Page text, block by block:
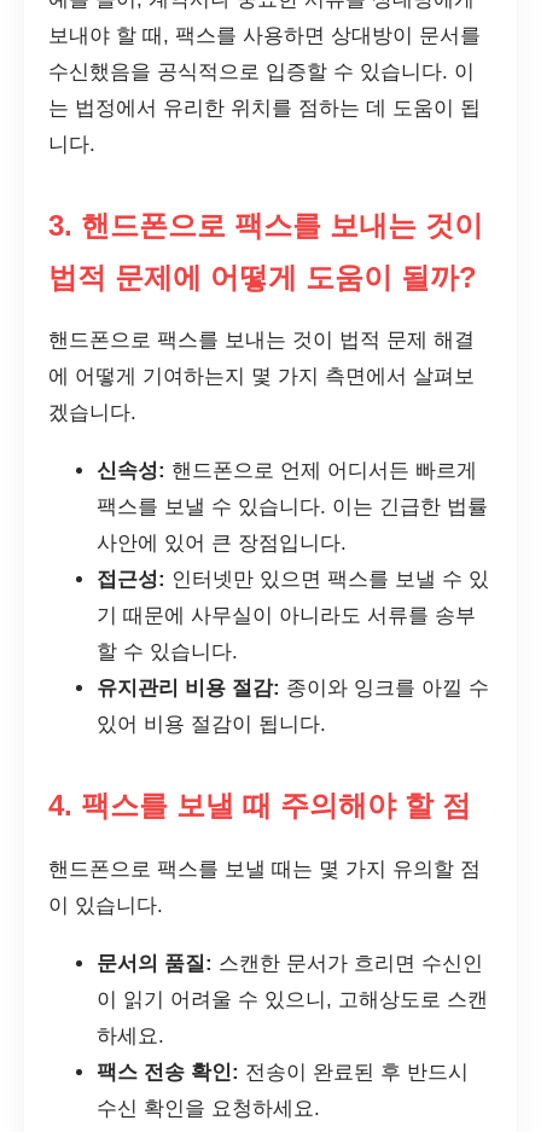
보내야 할 때, 팩스를 사용하면 상대방이 문서를
수신했음을 공식적으로 입증할 수 있습니다. 이
는 법정에서 유리한 위치를 점하는 데 도움이 됩
니다.
3. 핸드폰으로 팩스를 보내는 것이
법적 문제에 어떻게 도움이 될까?
핸드폰으로 팩스를 보내는 것이 법적 문제 해결
에 어떻게 기여하는지 몇 가지 측면에서 살펴보
겠습니다.
신속성: 핸드폰으로 언제 어디서든 빠르게
팩스를 보낼 수 있습니다. 이는 긴급한 법률
사안에 있어 큰 장점입니다.
접근성: 인터넷만 있으면 팩스를 보낼 수 있
기 때문에 사무실이 아니라도 서류를 송부
할 수 있습니다.
유지관리 비용 절감: 종이와 잉크를 아낄 수
있어 비용 절감이 됩니다.
4. 팩스를 보낼 때 주의해야 할 점
핸드폰으로 팩스를 보낼 때는 몇 가지 유의할 점
이 있습니다.
문서의 품질: 스캔한 문서가 흐리면 수신인
이 읽기 어려울 수 있으니, 고해상도로 스캔
하세요.
팩스 전송 확인: 전송이 완료된 후 반드시
수신 확인을 요청하세요.